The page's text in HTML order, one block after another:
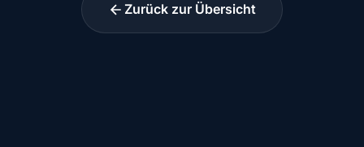
Zurück zur Übersicht